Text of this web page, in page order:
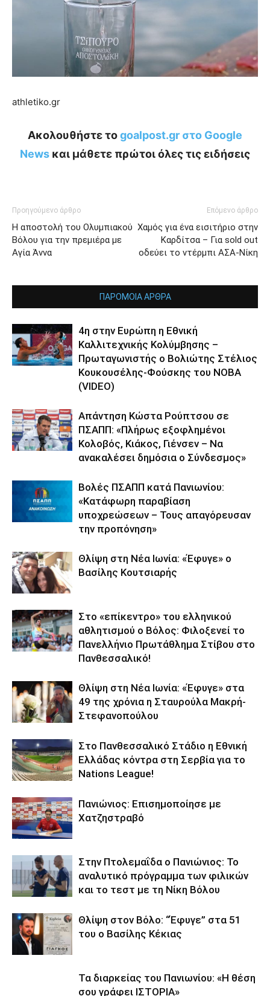
athletiko.gr
Ακολουθήστε τοgoalpost.gr στο Google
News και μάθετε πρώτοι όλες τις ειδήσεις
Προηγούμενο άρθρο
Η αποστολή του Ολυμπιακού
Βόλου για την πρεμιέρα με
Αγία Άννα
Επόμενο άρθρο
Χαμός για ένα εισιτήριο στην
Καρδίτσα – Για sold out
οδεύει το ντέρμπι ΑΣΑ-Νίκη
ΠΑΡΟΜΟΙΑ ΑΡΘΡΑ
4η στην Ευρώπη η Εθνική
Καλλιτεχνικής Κολύμβησης –
Πρωταγωνιστής ο Βολιώτης Στέλιος
Κουκουσέλης-Φούσκης του ΝΟΒΑ
(VIDEO)
Απάντηση Κώστα Ρούπτσου σε
ΠΣΑΠΠ: «Πλήρως εξοφλημένοι
Κολοβός, Κιάκος, Γιένσεν – Να
ανακαλέσει δημόσια ο Σύνδεσμος»
Βολές ΠΣΑΠΠ κατά Πανιωνίου:
«Κατάφωρη παραβίαση
υποχρεώσεων – Τους απαγόρευσαν
την προπόνηση»
Θλίψη στη Νέα Ιωνία: «Έφυγε» ο
Βασίλης Κουτσιαρής
Στο «επίκεντρο» του ελληνικού
αθλητισμού ο Βόλος: Φιλοξενεί το
Πανελλήνιο Πρωτάθλημα Στίβου στο
Πανθεσσαλικό!
Θλίψη στη Νέα Ιωνία: «Έφυγε» στα
49 της χρόνια η Σταυρούλα Μακρή-
Στεφανοπούλου
Στο Πανθεσσαλικό Στάδιο η Εθνική
Ελλάδας κόντρα στη Σερβία για το
Nations League!
Πανιώνιος: Επισημοποίησε με
Χατζηστραβό
Στην Πτολεμαΐδα ο Πανιώνιος: Το
αναλυτικό πρόγραμμα των φιλικών
και το τεστ με τη Νίκη Βόλου
Θλίψη στον Βόλο: “Έφυγε” στα 51
του ο Βασίλης Κέκιας
Τα διαρκείας του Πανιωνίου: «Η θέση
σου γράφει ΙΣΤΟΡΙΑ»